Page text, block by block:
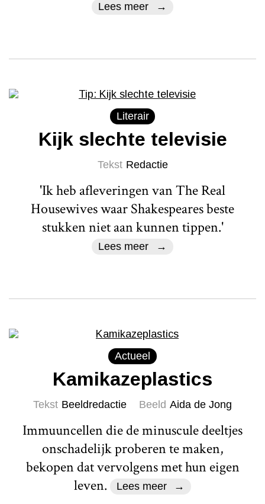
Lees meer
Literair
Kijk slechte televisie
Tekst Redactie
'Ik heb afleveringen van The Real
Housewives waar Shakespeares beste
stukken niet aan kunnen tippen.'
Lees meer
Actueel
Kamikazeplastics
Tekst Beeldredactie Beeld Aida de Jong
Immuuncellen die de minuscule deeltjes
onschadelijk proberen te maken,
bekopen dat vervolgens met hun eigen
leven.
Lees meer